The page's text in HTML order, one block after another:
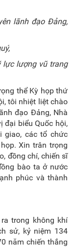
lãnh đạo Đảng,
lực lượng vũ trang
thể Kỳ họp thứ
tôi nhiệt liệt chào
đạo Đảng, Nhà
đại biểu Quốc hội,
giao, các tổ chức
Xin trân trọng
đồng chí, chiến sĩ
bào ta ở nước
phúc và thành
trong không khí
sử, kỷ niệm 134
năm chiến thắng